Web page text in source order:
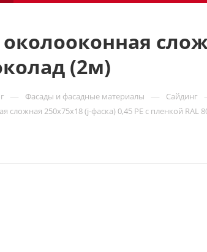
(2м)
— Фасады и фасадные материалы — Сайдинг
сложная 250х75х18 (j-фаска) 0,45 PE с пленкой RAL